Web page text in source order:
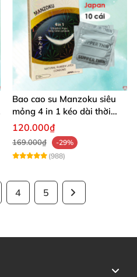
Bao cao su Manzoku siêu
mỏng 4 in 1 kéo dài thời
gian siêu thoáng Nhật
120.000₫
169.000₫
-29%
(988)
4 5